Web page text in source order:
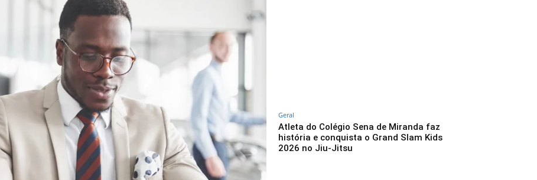
Geral
Atleta do Colégio Sena de Miranda faz
história e conquista o Grand Slam Kids
2026 no Jiu-Jitsu